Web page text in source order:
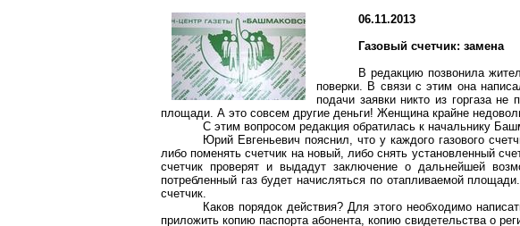
06.11.2013
Газовый счетчик: замена
В редакцию позвонила
поверки. В связи с этим она
подачи заявки никто из горгазане
площади. А это совсем другие деньги! Женщина крайне
С этим вопросом редакция обратилась к начальнику
Юрий Евгеньевич пояснил, что у каждого газового
либо поменять счетчик на новый, либо снять установленный
счетчик проверят и выдадут заключение о дальнейшей
потребленный газ будет начисляться по отапливаемой
счетчик.
Каков порядок действия? Для этого необходимо
приложить копию паспорта абонента, копию свидетельства о